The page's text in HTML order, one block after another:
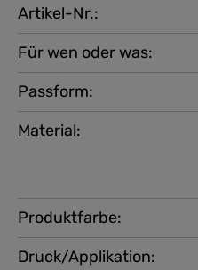
Artikel-Nr.:
Für wen oder was:
Produktfarbe:
Druck/Applikation:
Passform:
Material: